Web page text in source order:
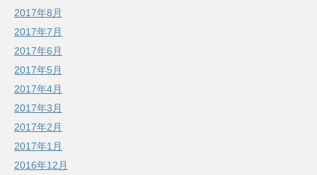
2017年8月
2017年7月
2017年6月
2017年5月
2017年4月
2017年3月
2017年2月
2017年1月
2016年12月